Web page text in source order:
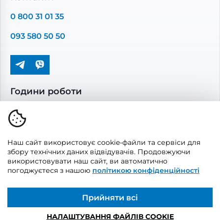
Решітки вентиляційні
Дверцята ревізійні
0 800 31 01 35
093 580 50 50
Години роботи
Сб-Нд: вихідні
Наш сайт використовує cookie-файли та сервіси для
збору технічних даних відвідувачів. Продовжуючи
використовувати наш сайт, ви автоматично
погоджуєтеся з нашою політикою конфіденційності
НАЛАШТУВАННЯ ФАЙЛІВ COOKIE
Прийняти всі